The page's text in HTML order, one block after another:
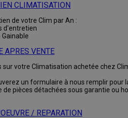
CLIMATISATION
de votre Clim par An :
d'entretien
Gainable
APRES VENTE
sur votre Climatisation achetée chez
un formulaire à nous remplir pour
de pièces détachées sous garantie ou
/ REPARATION